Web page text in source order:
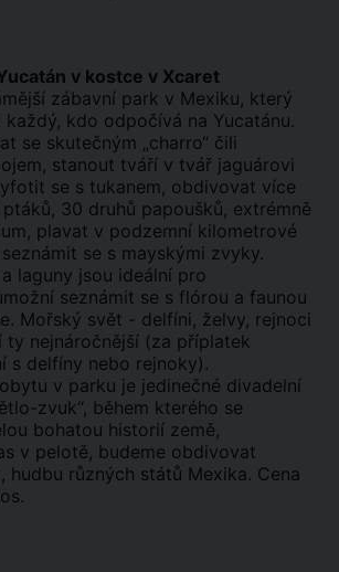
v kostce v Xcaret
zábavní park v Mexiku, který
kdo odpočívá na Yucatánu.
se skutečným „charro“ čili
stanout tváří v tvář jaguárovi
se s tukanem, obdivovat více
30 druhů papoušků, extrémně
plavat v podzemní kilometrové
se s mayskými zvyky.
laguny jsou ideální pro
seznámit se s flórou a faunou
Mořský svět - delfíni, želvy, rejnoci
ty nejnáročnější (za příplatek
s delfíny nebo rejnoky).
v parku je jedinečné divadelní
zvuk“, během kterého se
bohatou historií země,
v pelotě, budeme obdivovat
hudbu různých států Mexika. Cena